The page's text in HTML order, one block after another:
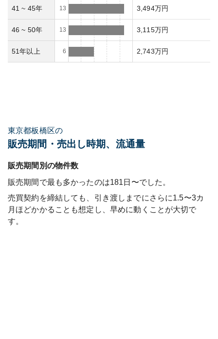
41 ~ 45年 13 3,494万円
46 ~ 50年 13 3,115万円
51年以上 6 2,743万円
東京都板橋区の
販売期間・売出し時期、流通量
販売期間別の物件数
販売期間で最も多かったのは181日〜でした。
売買契約を締結しても、引き渡しまでにさらに1.5〜3カ
月ほどかかることも想定し、早めに動くことが大切で
す。